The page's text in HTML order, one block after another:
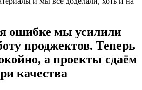
ошибке мы усилили
проджектов. Теперь
а проекты сдаём
качества